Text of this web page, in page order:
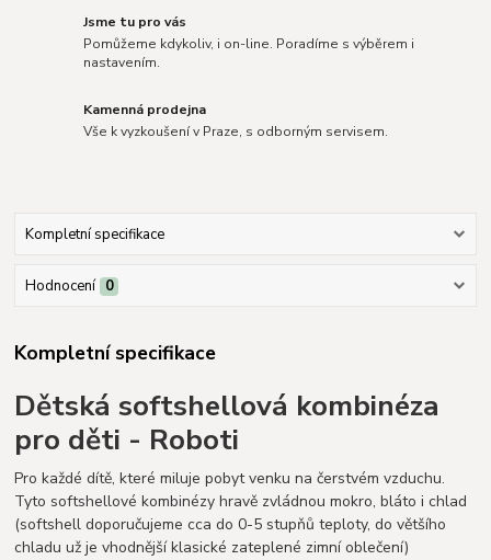
Jsme tu pro vás
Pomůžeme kdykoliv, i on-line. Poradíme s výběrem i
nastavením.
Kamenná prodejna
Vše k vyzkoušení v Praze, s odborným servisem.
Kompletní specifikace
Hodnocení 0
Kompletní specifikace
Dětská softshellová kombinéza
pro děti - Roboti
Pro každé dítě, které miluje pobyt venku na čerstvém vzduchu.
Tyto softshellové kombinézy hravě zvládnou mokro, bláto i chlad
(softshell doporučujeme cca do 0-5 stupňů teploty, do většího
chladu už je vhodnější klasické zateplené zimní oblečení)